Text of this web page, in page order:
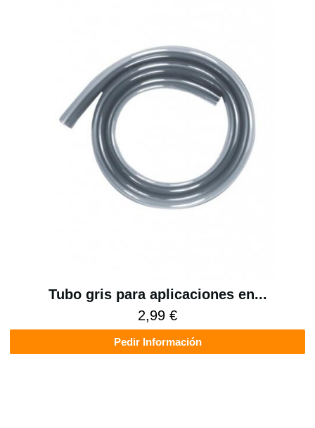
Tubo gris para aplicaciones en...
2,99 €
Pedir Información